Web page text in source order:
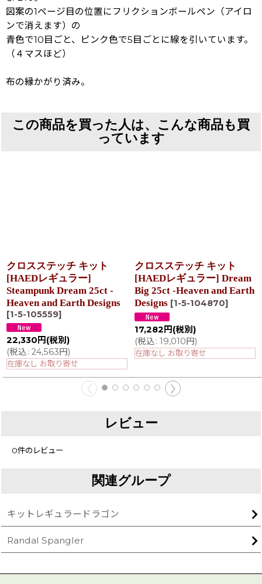
図案の1ページ目の位置にフリクションボールペン（アイロ
ンで消えます）の
青色で10目ごと、ピンク色で5目ごとに線を引いています。
（４マスほど）
布の縁かがり済み。
この商品を買った人は、こんな商品も買
っています
クロスステッチ キット
[HAEDレギュラー]
Steampunk Dream 25ct -
Heaven and Earth Designs
[1-5-105559]
22,330 円 (税別)
(税込: 24,563円)
在庫なし お取り寄せ
クロスステッチ キット
[HAEDレギュラー] Dream
Big 25ct -Heaven and Earth
Designs [1-5-104870]
17,282 円 (税別)
(税込: 19,010円)
在庫なし お取り寄せ
レビュー
0件のレビュー
関連グループ
キットレギュラードラゴン
Randal Spangler